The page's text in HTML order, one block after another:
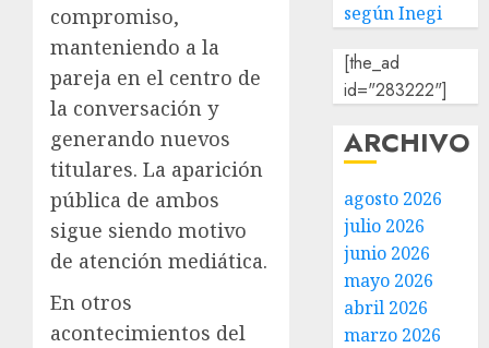
compromiso,
manteniendo a la
pareja en el centro de
la conversación y
generando nuevos
titulares. La aparición
pública de ambos
sigue siendo motivo
de atención mediática.
En otros
acontecimientos del
según Inegi
[the_ad
id="283222"]
ARCHIVO
agosto 2026
julio 2026
junio 2026
mayo 2026
abril 2026
marzo 2026